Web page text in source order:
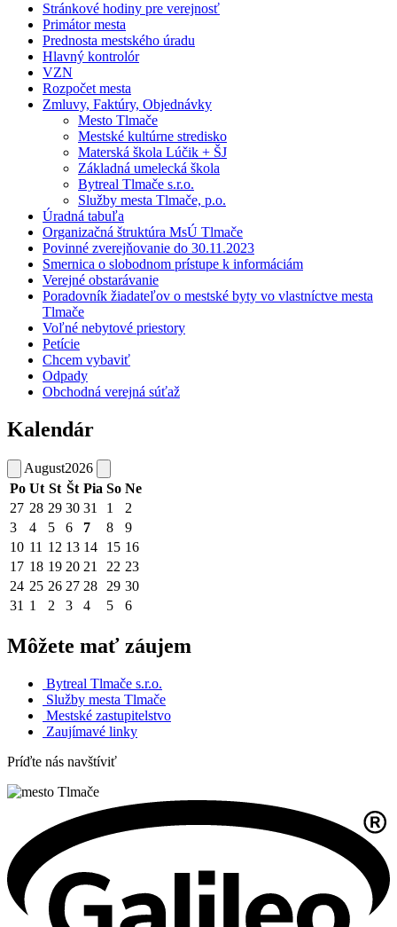
Stránkové hodiny pre verejnosť
Primátor mesta
Prednosta mestského úradu
Hlavný kontrolór
VZN
Rozpočet mesta
Zmluvy, Faktúry, Objednávky
Mesto Tlmače
Mestské kultúrne stredisko
Materská škola Lúčik + ŠJ
Základná umelecká škola
Bytreal Tlmače s.r.o.
Služby mesta Tlmače, p.o.
Úradná tabuľa
Organizačná štruktúra MsÚ Tlmače
Povinné zverejňovanie do 30.11.2023
Smernica o slobodnom prístupe k informáciám
Verejné obstarávanie
Poradovník žiadateľov o mestské byty vo vlastníctve mesta
Tlmače
Voľné nebytové priestory
Petície
Chcem vybaviť
Odpady
Obchodná verejná súťaž
Kalendár
August2026
Po Ut St Št Pia So Ne
27 28 29 30 31 1
2
3
4 5 6 7 8
9
10 11 12 13 14 15 16
17 18 19 20 21 22 23
24 25 26 27 28 29 30
31 1 2 3 4 5 6
Môžete mať záujem
Bytreal Tlmače s.r.o.
Služby mesta Tlmače
Mestské zastupitelstvo
Zaujímavé linky
Príďte nás navštíviť